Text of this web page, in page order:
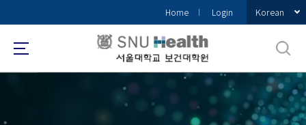
로
메
Home Login Korean